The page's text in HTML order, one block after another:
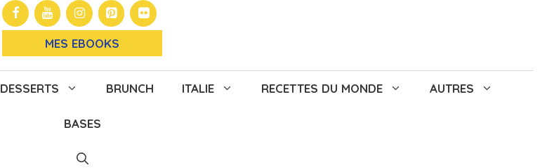
MES EBOOKS
DESSERTS BRUNCH ITALIE RECETTES DU MONDE AUTRES
BASES